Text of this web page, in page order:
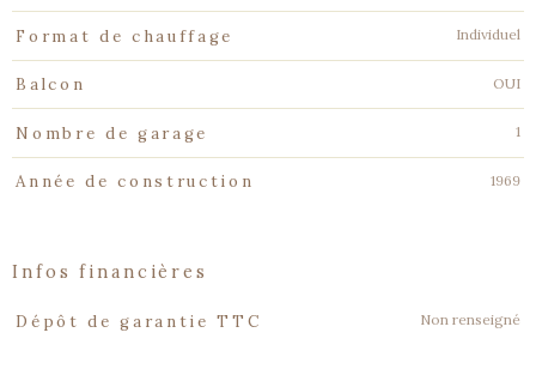
Format de chauffage Individuel
Balcon OUI
Nombre de garage 1
Année de construction 1969
infos financières
Caractéristiques Valeurs
Dépôt de garantie TTC Non renseigné